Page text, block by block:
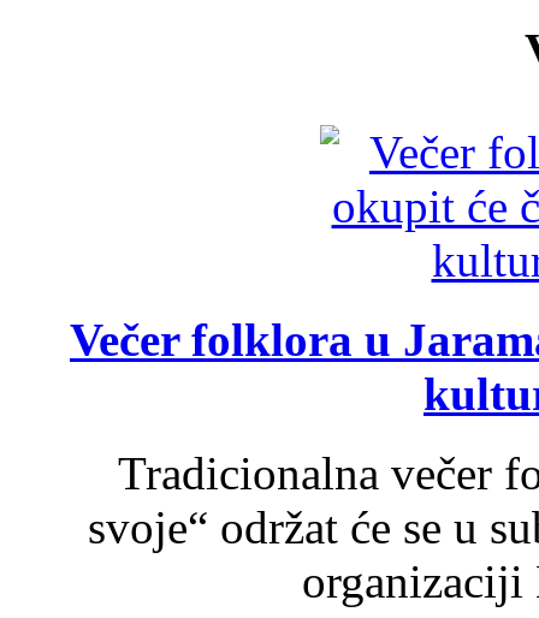
Večer folklora u
Tradicionalna večer
svoje“ održat će se u
organizaciji